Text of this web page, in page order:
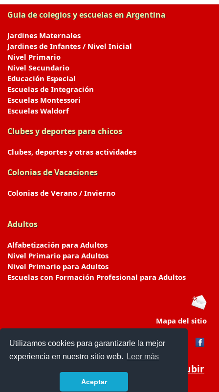
Utilizamos cookies para garantizarle la mejor
experiencia en nuestro sitio web.
Leer más
Aceptar
Guia de colegios y escuelas en Argentina
Jardines Maternales
Jardines de Infantes / Nivel Inicial
Nivel Primario
Nivel Secundario
Educación Especial
Escuelas de Integración
Escuelas Montessori
Escuelas Waldorf
Clubes y deportes para chicos
Clubes, deportes y otras actividades
Colonias de Vacaciones
Colonias de Verano / Invierno
Adultos
Alfabetización para Adultos
Nivel Primario para Adultos
Nivel Primario para Adultos
Escuelas con Formación Profesional para Adultos
Mapa del sitio
Subir